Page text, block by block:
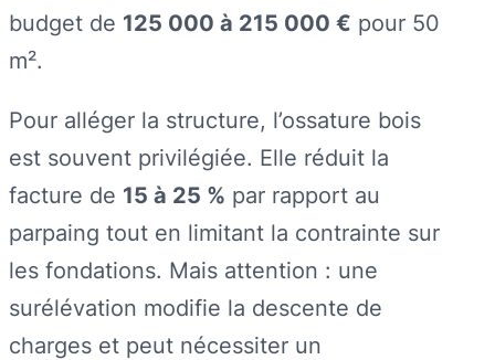
budget de 125 000 à 215 000 € pour 50
m².
Pour alléger la structure, l’ossature bois
est souvent privilégiée. Elle réduit la
facture de 15 à 25 % par rapport au
parpaing tout en limitant la contrainte sur
les fondations. Mais attention : une
surélévation modifie la descente de
charges et peut nécessiter un